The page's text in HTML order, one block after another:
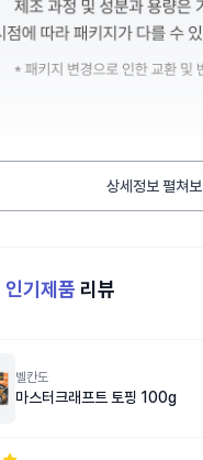
상세정보 펼쳐
인기제품 리뷰
벨칸도
마스터크래프트 토핑 100g